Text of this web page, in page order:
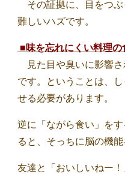
その証拠に、目をつぶ
難しいハズです。
■味を忘れにくい料理の
見た目や臭いに影響さ
です。ということは、
せる必要があります。
逆に「ながら食い」を
ると、そっちに脳の機能
友達と「おいしいねー